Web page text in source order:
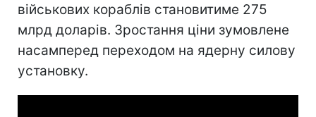
військових кораблів становитиме 275
млрд доларів. Зростання ціни зумовлене
насамперед переходом на ядерну силову
установку.